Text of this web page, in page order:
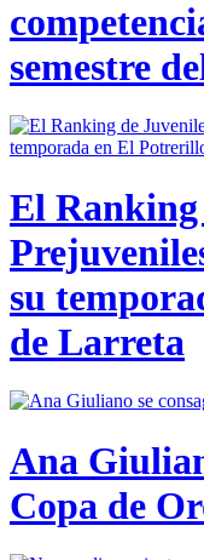
semestre
El Ranking
su
de Larreta
Ana
Copa de